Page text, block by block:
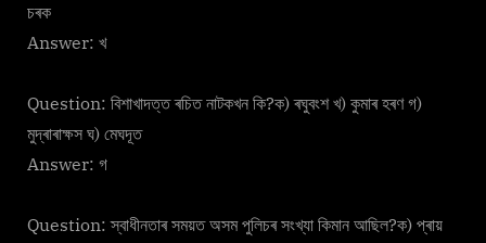
চৰক
Answer: খ
Question: বিশাখাদত্ত ৰচিত নাটকখন কি?ক) ৰঘুবংশ খ) কুমাৰ হৰণ গ)
মুদ্ৰাৰাক্ষস ঘ) মেঘদূত
Answer: গ
Question: স্বাধীনতাৰ সময়ত অসম পুলিচৰ সংখ্যা কিমান আছিল?ক) প্ৰায়